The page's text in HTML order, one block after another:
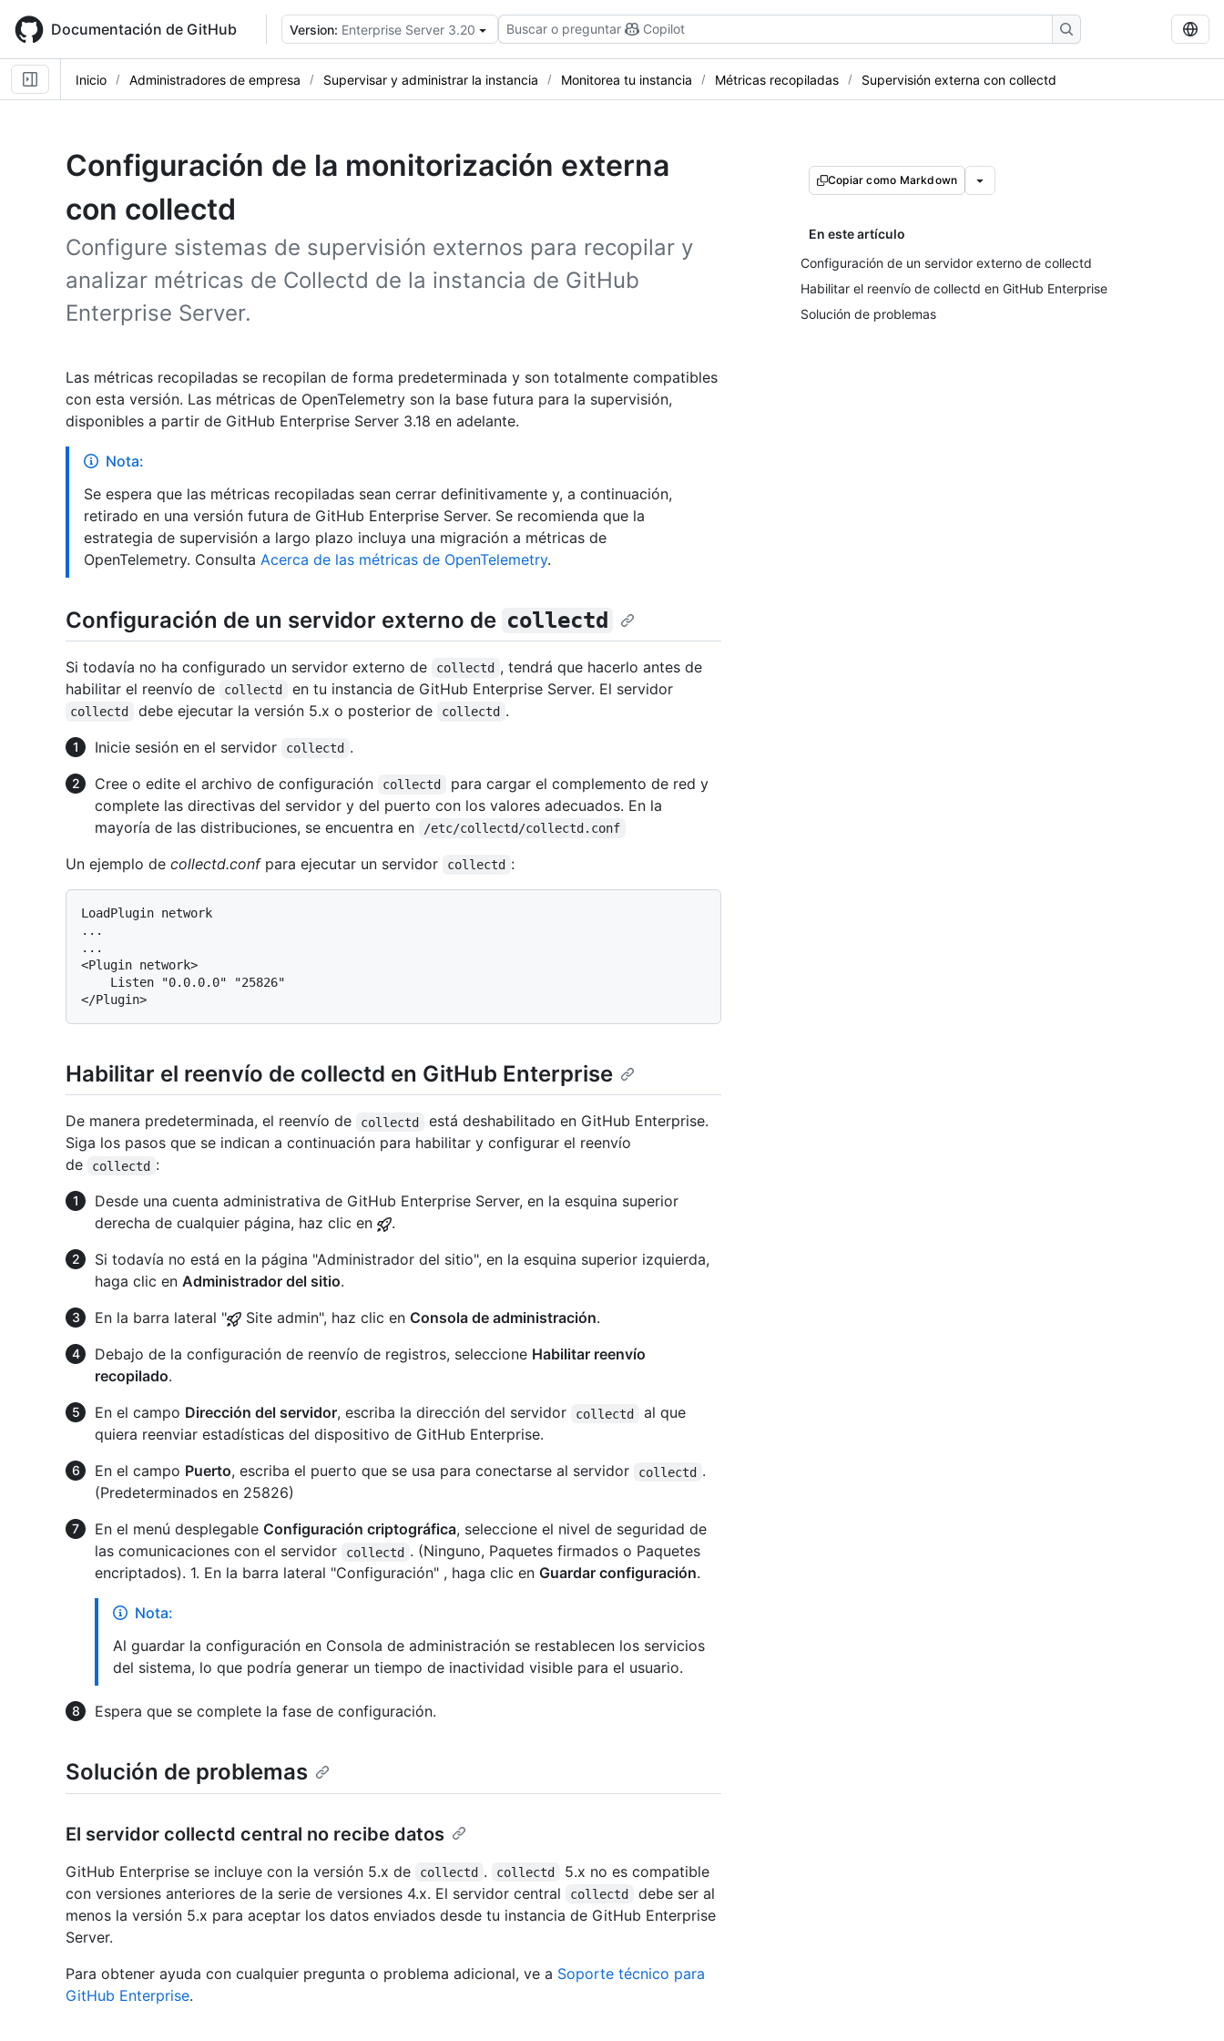
main
content
Documentación de GitHub Version: Enterprise Server 3.20 Buscar o preguntar Copilot
Inicio Administradores de empresa Supervisar y administrar la instancia Monitorea tu instancia Métricas recopiladas Supervisión externa con collectd
Configuración de la monitorización externa
con collectd
Configure sistemas de supervisión externos para recopilar y
analizar métricas de Collectd de la instancia de GitHub
Enterprise Server.
Copiar como Markdown
En este artículo
Configuración de un servidor externo de collectd
Habilitar el reenvío de collectd en GitHub Enterprise
Solución de problemas
Las métricas recopiladas se recopilan de forma predeterminada y son totalmente compatibles
con esta versión. Las métricas de OpenTelemetry son la base futura para la supervisión,
disponibles a partir de GitHub Enterprise Server 3.18 en adelante.
Nota:
Se espera que las métricas recopiladas sean cerrar definitivamente y, a continuación,
retirado en una versión futura de GitHub Enterprise Server. Se recomienda que la
estrategia de supervisión a largo plazo incluya una migración a métricas de
OpenTelemetry. Consulta Acerca de las métricas de OpenTelemetry.
Configuración de un servidor externo de collectd
Si todavía no ha configurado un servidor externo de collectd , tendrá que hacerlo antes de
habilitar el reenvío de
collectd en tu instancia de GitHub Enterprise Server. El servidor
collectd debe ejecutar la versión 5.x o posterior de collectd .
Inicie sesión en el servidor
collectd .
Cree o edite el archivo de configuración
collectd
para cargar el complemento de red y
complete las directivas del servidor y del puerto con los valores adecuados. En la
mayoría de las distribuciones, se encuentra en
/etc/collectd/collectd.conf
Un ejemplo de collectd.confpara ejecutar un servidor collectd :
LoadPlugin network
...
...
<Plugin network>
Habilitar el reenvío de collectd en GitHub Enterprise
De manera predeterminada, el reenvío de collectd
está deshabilitado en GitHub Enterprise.
Siga los pasos que se indican a continuación para habilitar y configurar el reenvío
de
collectd :
Desde una cuenta administrativa de GitHub Enterprise Server, en la esquina superior
derecha de cualquier página, haz clic en
.
Si todavía no está en la página "Administrador del sitio", en la esquina superior izquierda,
haga clic en Administrador del sitio.
En la barra lateral "
Site admin", haz clic en Consola de administración.
Debajo de la configuración de reenvío de registros, seleccione Habilitar reenvío
recopilado.
En el campo Dirección del servidor, escriba la dirección del servidor collectd
al que
quiera reenviar estadísticas del dispositivo de GitHub Enterprise.
En el campo Puerto, escriba el puerto que se usa para conectarse al servidor collectd .
(Predeterminados en 25826)
En el menú desplegable Configuración criptográfica, seleccione el nivel de seguridad de
las comunicaciones con el servidor
collectd . (Ninguno, Paquetes firmados o Paquetes
encriptados). 1. En la barra lateral "Configuración" , haga clic en Guardar configuración.
Nota:
Al guardar la configuración en Consola de administración se restablecen los servicios
del sistema, lo que podría generar un tiempo de inactividad visible para el usuario.
Espera que se complete la fase de configuración.
Solución de problemas
El servidor collectd central no recibe datos
GitHub Enterprise se incluye con la versión 5.x de collectd . collectd
5.x no es compatible
con versiones anteriores de la serie de versiones 4.x. El servidor central
collectd
debe ser al
menos la versión 5.x para aceptar los datos enviados desde tu instancia de GitHub Enterprise
Server.
Para obtener ayuda con cualquier pregunta o problema adicional, ve a Soporte técnico para
GitHub Enterprise.